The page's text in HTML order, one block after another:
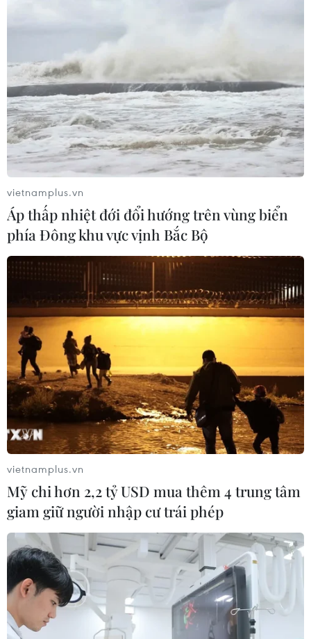
Biểu diễn khí công trong hội thi. (Ảnh: Tuấn Anh/TTXVN)
(TTXVN/Vietnam+)
#Công an #Hội thi điều lệnh #Bắn súng
#Võ thuật
#Thành phố Buôn Ma Thuột
#Đắk Lắk Đắk Lắk
vietnamplus.vn
Áp thấp nhiệt đới đổi hướng trên vùng biển
phía Đông khu vực vịnh Bắc Bộ
vietnamplus.vn
Mỹ chi hơn 2,2 tỷ USD mua thêm 4 trung tâm
giam giữ người nhập cư trái phép